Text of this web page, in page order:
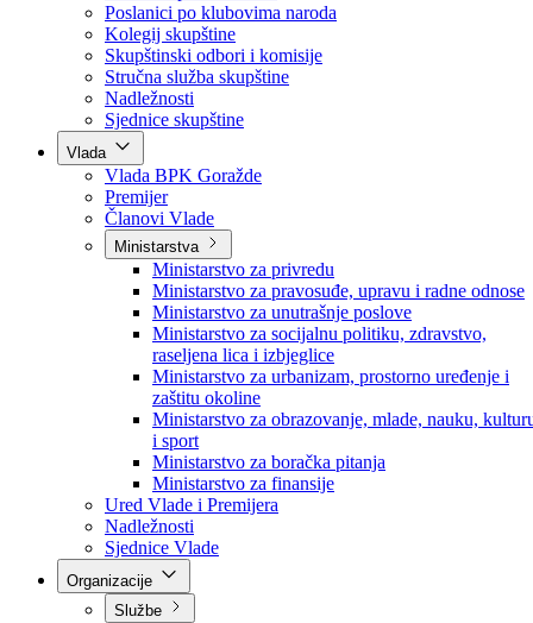
Skupština BPK Goražde
Rukovodstvo
Poslanici po strankama
Poslanici po klubovima naroda
Kolegij skupštine
Skupštinski odbori i komisije
Stručna služba skupštine
Nadležnosti
Sjednice skupštine
Vlada
Vlada BPK Goražde
Premijer
Članovi Vlade
Ministarstva
Ministarstvo za privredu
Ministarstvo za pravosuđe, upravu i radne odnose
Ministarstvo za unutrašnje poslove
Ministarstvo za socijalnu politiku, zdravstvo,
raseljena lica i izbjeglice
Ministarstvo za urbanizam, prostorno uređenje i
zaštitu okoline
Ministarstvo za obrazovanje, mlade, nauku,
i sport
Ministarstvo za boračka pitanja
Ministarstvo za finansije
Ured Vlade i Premijera
Nadležnosti
Sjednice Vlade